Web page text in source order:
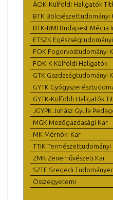
ÁOK-Külföldi Hallgatók
BTK Bölcsészettudományi
BTK-BMI Budapest Média
ETSZK
FOK Fogorvostudományi
FOK-K Külföldi Hallgatók
GTK Gazdaságtudományi
GYTK
GYTK-Külföldi Hallgatók
JGYPK Juhász Gyula
MGK Mezőgazdasági Kar
MK Mérnöki Kar
TTIK
ZMK Zeneművészeti Kar
SZTE Szegedi
Összegyetemi